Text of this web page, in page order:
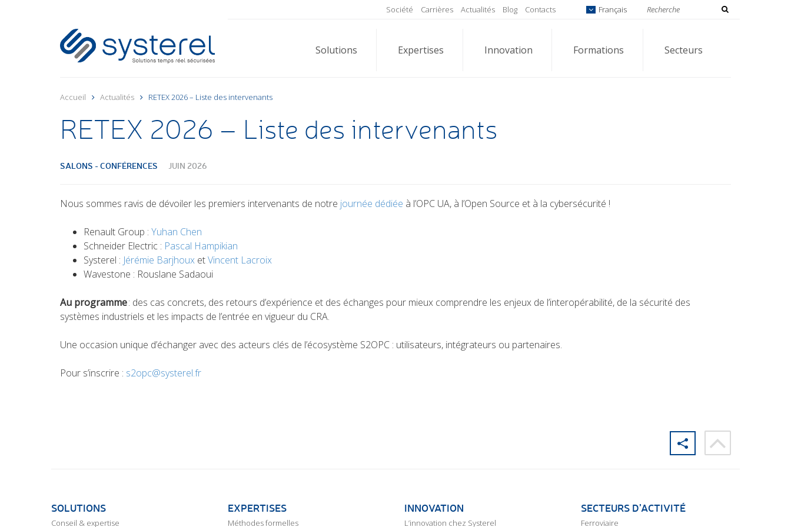
Société Carrières Actualités Blog Contacts Français
Solutions Expertises Innovation Formations Secteurs
Accueil Actualités RETEX 2026 – Liste des intervenants
RETEX 2026 – Liste des intervenants
SALONS - CONFÉRENCES JUIN 2026
Nous sommes ravis de dévoiler les premiers intervenants de notre journée dédiée à l’OPC UA, à l’Open Source et à la cybersécurité !
Renault Group : Yuhan Chen
Schneider Electric : Pascal Hampikian
Systerel : Jérémie Barjhoux etVincent Lacroix
Wavestone : Rouslane Sadaoui
Au programme: des cas concrets, des retours d’expérience et des échanges pour mieux comprendre les enjeux de l’interopérabilité, de la sécurité des
systèmes industriels et les impacts de l’entrée en vigueur du CRA.
Une occasion unique d’échanger avec des acteurs clés de l’écosystème S2OPC : utilisateurs, intégrateurs ou partenaires.
Pour s’inscrire : s2opc@systerel.fr
SOLUTIONS
Conseil & expertise
EXPERTISES
Méthodes formelles
INNOVATION
L’innovation chez Systerel
SECTEURS D’ACTIVITÉ
Ferroviaire